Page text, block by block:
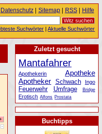
Datenschutz| Sitemap| RSS| Hilfe
Suchwörter |Aktuelle Suchwörter
Zuletzt gesucht
Mantafahrer
Apothekerin
Apotheke
Apotheker Schwach Ingo
Feuerwehr Umfrage Bridge
Erotisch Alfons Prostata
Buchtipps